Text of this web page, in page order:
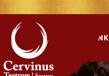
SZOLGÁLTATÁSAINK